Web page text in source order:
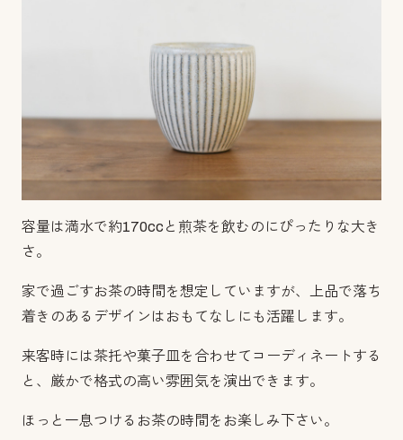
容量は満水で約170ccと煎茶を飲むのにぴったりな大き
さ。
家で過ごすお茶の時間を想定していますが、上品で落ち
着きのあるデザインはおもてなしにも活躍します。
来客時には茶托や菓子皿を合わせてコーディネートする
と、厳かで格式の高い雰囲気を演出できます。
ほっと一息つけるお茶の時間をお楽しみ下さい。